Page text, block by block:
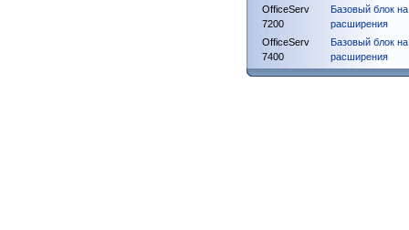
OfficeServ
7200
Базовый блок
расширения
OfficeServ
7400
Базовый блок
расширения